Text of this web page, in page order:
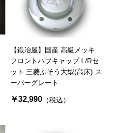
【鍛冶屋】国産 高級メッキ
フロントハブキャップ L/Rセ
ット 三菱ふそう大型(高床) ス
ーパーグレート
￥32,990（税込）